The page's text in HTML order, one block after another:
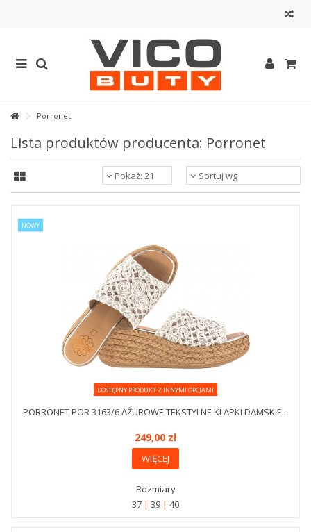
Porronet
Lista produktów producenta: Porronet
Sortuj wg
Pokaż: 21
NOWY
DOSTĘPNY PRODUKT Z INNYMI OPCJAMI
PORRONET POR 3163/6 AŻUROWE TEKSTYLNE KLAPKI DAMSKIE...
249,00 zł
WIĘCEJ
Rozmiary
37
39 40